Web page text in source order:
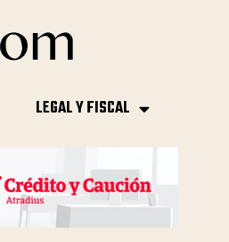
LEGAL Y FISCAL